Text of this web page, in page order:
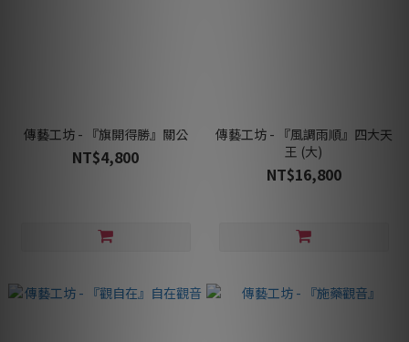
傳藝工坊 - 『旗開得勝』關公
NT$4,800
傳藝工坊 - 『風調雨順』四大天
王 (大)
NT$16,800